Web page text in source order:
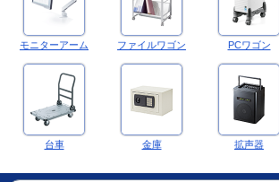
モニターアーム ファイルワゴン PCワゴン
台車 金庫 拡声器